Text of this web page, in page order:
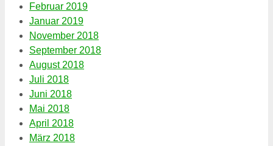
Februar 2019
Januar 2019
November 2018
September 2018
August 2018
Juli 2018
Juni 2018
Mai 2018
April 2018
März 2018